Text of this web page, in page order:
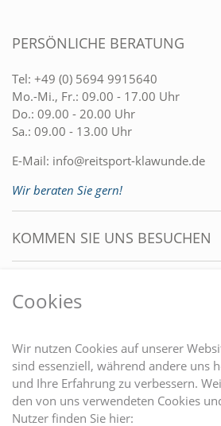
PERSÖNLICHE BERATUNG
Tel: +49 (0) 5694 9915640
Mo.-Mi., Fr.: 09.00 - 17.00 Uhr
Do.: 09.00 - 20.00 Uhr
Sa.: 09.00 - 13.00 Uhr
E-Mail: info@reitsport-klawunde.de
Wir beraten Sie gern!
KOMMEN SIE UNS BESUCHEN
EINKAUFEN
Cookies
Wir nutzen Cookies auf unserer
sind essenziell, während andere uns
und Ihre Erfahrung zu verbessern.
den von uns verwendeten Cookies
Nutzer finden Sie hier: